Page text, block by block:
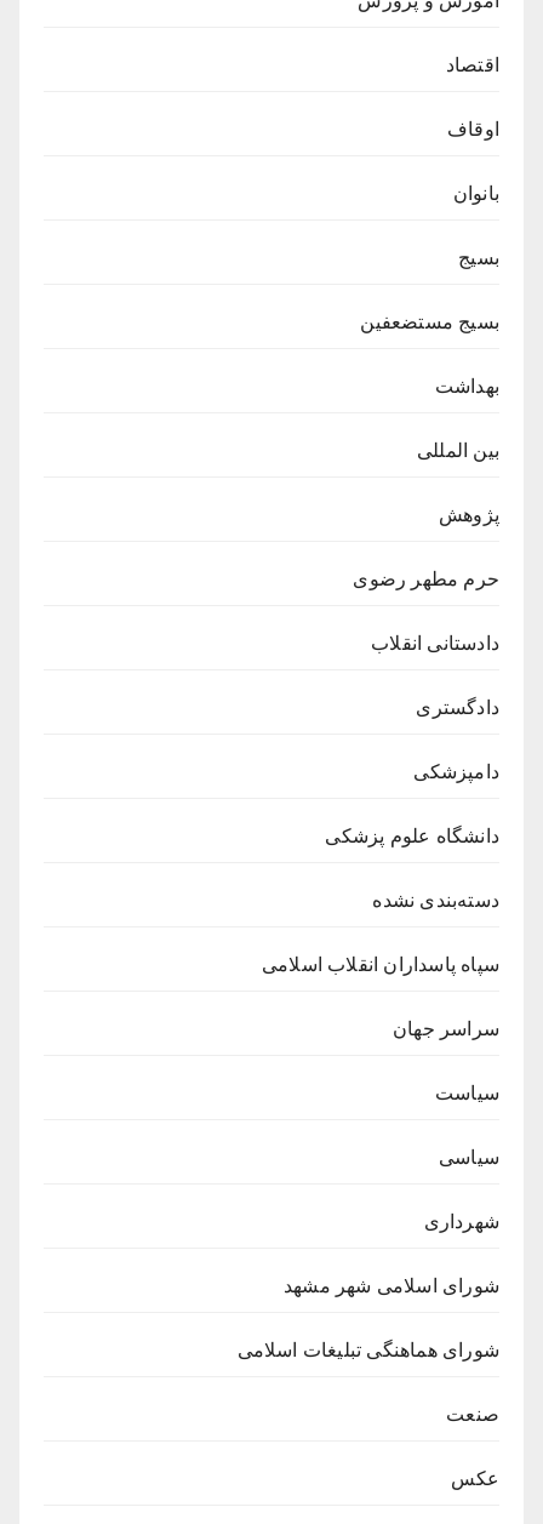
اقتصاد
اوقاف
بانوان
بسیج
بسیج مستضعفین
بهداشت
بین المللی
پژوهش
حرم مطهر رضوی
دادستانی انقلاب
دادگستری
دامپزشکی
دانشگاه علوم پزشکی
دسته‌بندی نشده
سپاه پاسداران انقلاب اسلامی
سراسر جهان
سیاست
سیاسی
شهرداری
شورای اسلامی شهر مشهد
شورای هماهنگی تبلیغات اسلامی
صنعت
عکس